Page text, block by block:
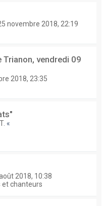
novembre 2018, 22:19
Trianon, vendredi 09
2018, 23:35
«
2018, 10:38
et chanteurs